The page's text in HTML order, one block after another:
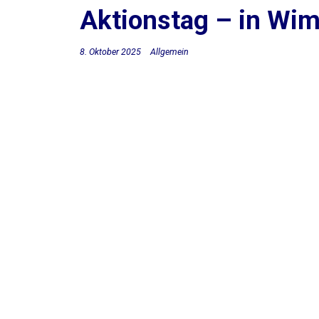
Aktionstag – in
8. Oktober 2025 Allgemein